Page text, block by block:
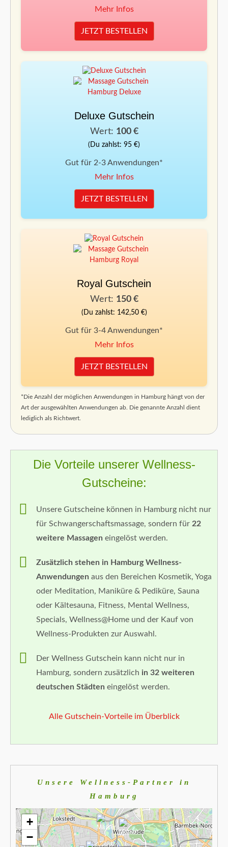
Mehr Infos
JETZT BESTELLEN
Deluxe Gutschein
Wert: 100 €
(Du zahlst: 95 €)
Gut für 2-3 Anwendungen*
Mehr Infos
JETZT BESTELLEN
Royal Gutschein
Wert: 150 €
(Du zahlst: 142,50 €)
Gut für 3-4 Anwendungen*
Mehr Infos
JETZT BESTELLEN
*Die Anzahl der möglichen Anwendungen in Hamburg hängt von der
Art der ausgewählten Anwendungen ab. Die genannte Anzahl dient
lediglich als Richtwert.
Die Vorteile unserer Wellness-
Gutscheine:
Unsere Gutscheine können in Hamburg nicht nur
für Schwangerschaftsmassage, sondern für 22
weitere Massagen eingelöst werden.
Zusätzlich stehen in Hamburg Wellness-
Anwendungen aus den Bereichen Kosmetik, Yoga
oder Meditation, Maniküre & Pediküre, Sauna
oder Kältesauna, Fitness, Mental Wellness,
Specials, Wellness@Home und der Kauf von
Wellness-Produkten zur Auswahl.
Der Wellness Gutschein kann nicht nur in
Hamburg, sondern zusätzlich in 32 weiteren
deutschen Städten eingelöst werden.
Alle Gutschein-Vorteile im Überblick
Unsere Wellness-Partner in
Hamburg
+
−